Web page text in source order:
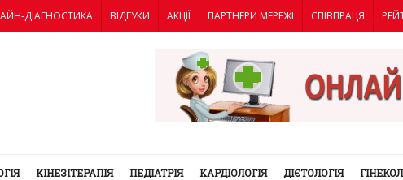
ДІАГНОСТИКА ВІДГУКИ АКЦІЇ ПАРТНЕРИ МЕРЕЖІ СПІВПРАЦЯ
КІНЕЗІТЕРАПІЯ ПЕДІАТРІЯ КАРДІОЛОГІЯ ДІЄТОЛОГІЯ